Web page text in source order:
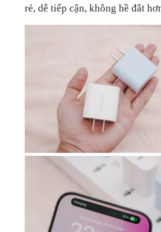
rẻ, dễ tiếp cận, không hề đắt